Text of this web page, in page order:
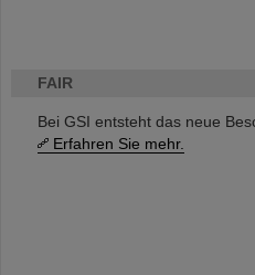
FAIR
Bei GSI entsteht das neue
Erfahren Sie mehr.